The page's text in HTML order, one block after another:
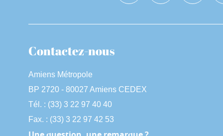
Contactez-nous
Amiens Métropole
BP 2720 - 80027 Amiens CEDEX
Tél. : (33) 3 22 97 40 40
Fax. : (33) 3 22 97 42 53